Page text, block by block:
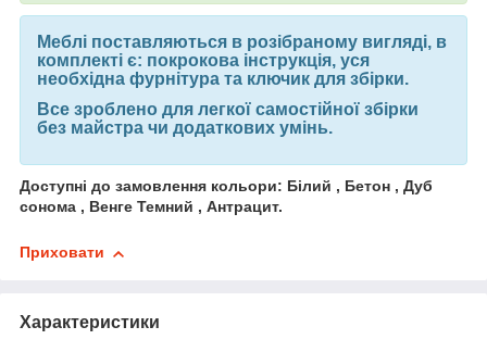
Меблі поставляються в розібраному вигляді, в
комплекті є: покрокова інструкція, уся
необхідна фурнітура та ключик для збірки.
Все зроблено для легкої самостійної збірки
без майстра чи додаткових умінь.
Доступні до замовлення кольори: Білий , Бетон , Дуб
сонома , Венге Темний , Антрацит.
Приховати
Характеристики